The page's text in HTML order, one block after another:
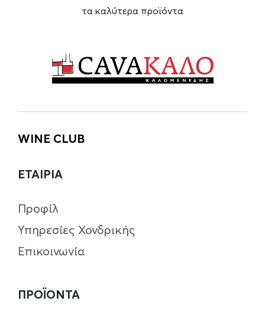
τα καλύτερα προϊόντα
WINE CLUB
ΕΤΑΙΡΙΑ
Προφίλ
Υπηρεσίες Χονδρικής
Επικοινωνία
ΠΡΟΪΟΝΤΑ